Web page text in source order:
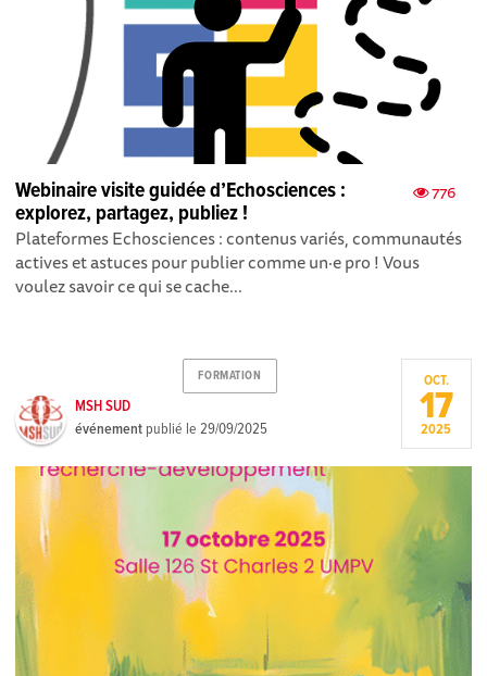
776
Webinaire visite guidée d’Echosciences :
explorez, partagez, publiez !
Plateformes Echosciences : contenus variés, communautés
actives et astuces pour publier comme un·e pro ! Vous
voulez savoir ce qui se cache...
FORMATION
MSH SUD
événement publié le29/09/2025
OCT.
17
2025